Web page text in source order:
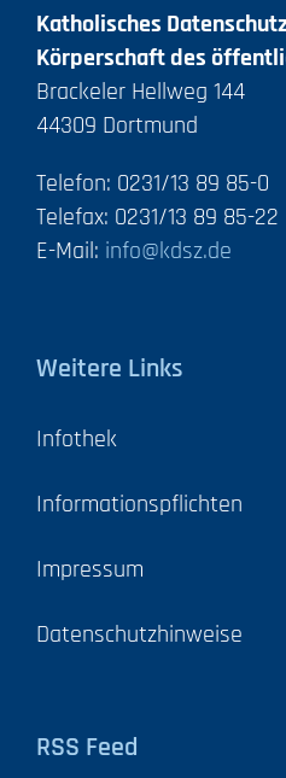
Katholisches
Körperschaft des
Brackeler Hellweg 144
44309 Dortmund
Telefon: 0231/13 89 85-0
Telefax: 0231/13 89 85-22
E-Mail: info@kdsz.de
Weitere Links
Infothek
Informationspflichten
Impressum
Datenschutzhinweise
RSS Feed